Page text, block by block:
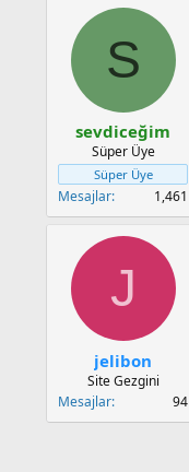
S
sevdiceğim
Süper Üye
Süper Üye
Mesajlar 1,461
J
jelibon
Site Gezgini
Mesajlar
94